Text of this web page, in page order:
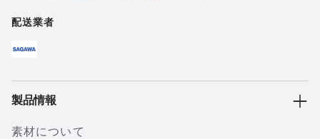
配送業者
製品情報
素材について